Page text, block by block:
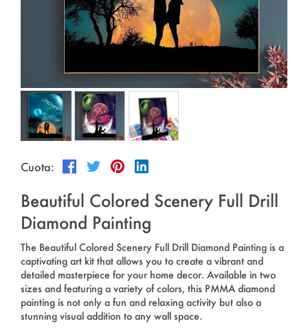
Deportes al aire libre
Productos para mascotas
Ropa y maquillaje
Constituir
Catálogos
Português
Polski
한국어
Cuota:
Beautiful Colored Scenery Full Drill
Diamond Painting
The Beautiful Colored Scenery Full Drill Diamond Painting is a
captivating art kit that allows you to create a vibrant and
detailed masterpiece for your home decor. Available in two
sizes and featuring a variety of colors, this PMMA diamond
painting is not only a fun and relaxing activity but also a
stunning visual addition to any wall space.